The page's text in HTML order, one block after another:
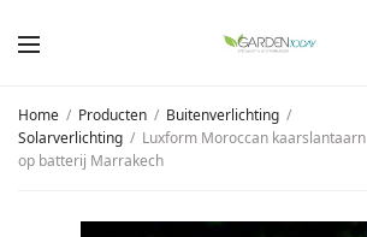
Home / Producten / Buitenverlichting /
Solarverlichting / Luxform Moroccan kaarslantaarn
op batterij Marrakech